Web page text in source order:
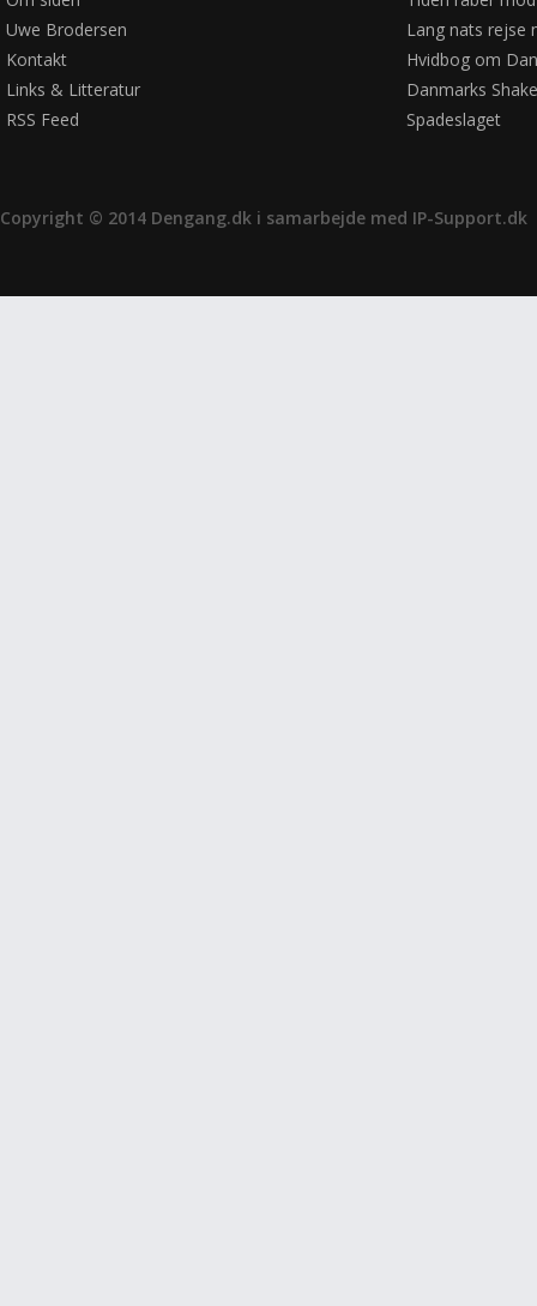
Uwe Brodersen
Kontakt
Links & Litteratur
RSS Feed
Lang nats rejse
Hvidbog om
Danmarks
Spadeslaget
Copyright © 2014 Dengang.dk i samarbejde med IP-Support.dk